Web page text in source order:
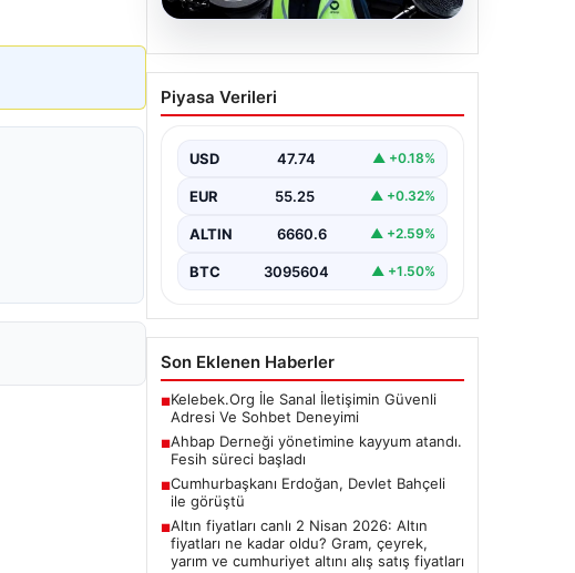
Ahbap Derneği
yönetimine kayyum
başladı
Piyasa Verileri
USD 47.74 ▲ +0.18%
EUR 55.25 ▲ +0.32%
ALTIN 6660.6 ▲ +2.59%
BTC 3095604 ▲ +1.50%
Son Eklenen Haberler
■Kelebek.Org İle Sanal İletişimin Güvenli
Adresi Ve Sohbet Deneyimi
■Ahbap Derneği yönetimine kayyum atandı.
Fesih süreci başladı
■Cumhurbaşkanı Erdoğan, Devlet Bahçeli
ile görüştü
■Altın fiyatları canlı 2 Nisan 2026: Altın
fiyatları ne kadar oldu? Gram, çeyrek,
yarım ve cumhuriyet altını alış satış fiyatları